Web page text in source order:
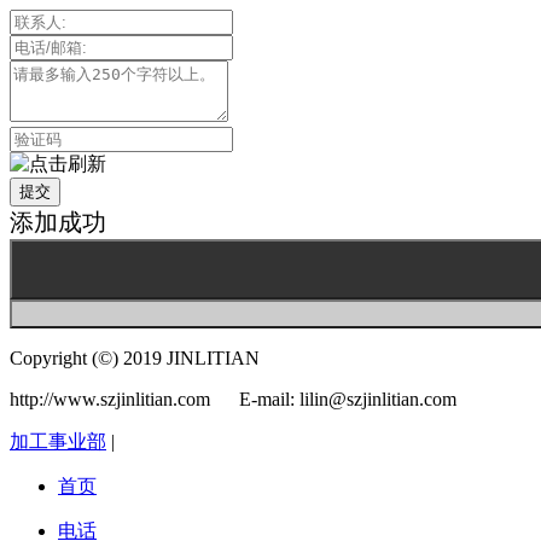
提交
添加成功
Copyright (©) 2019 JINLITIAN
http://www.szjinlitian.com E-mail: lilin@szjinlitian.com
加工事业部 |
首页
电话